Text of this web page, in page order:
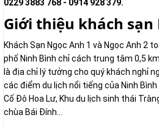
0229 3883 768 - 0914 928 379.
Giới thiệu khách sạn
Khách Sạn Ngọc Anh 1 và Ngọc Anh 2
phố Ninh Bình chỉ cách trung tâm 0,5
là địa chỉ lý tưởng cho quý khách nghỉ
các điểm du lịch nổi tiếng của Ninh
Cố Đô Hoa Lư, Khu du lịch sinh thái
chùa Bái Đính...